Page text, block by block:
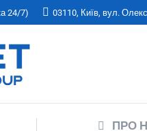
24/7) 03110, Київ, вул.
ПРО